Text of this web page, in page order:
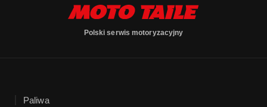
Polski serwis motoryzacyjny
Paliwa